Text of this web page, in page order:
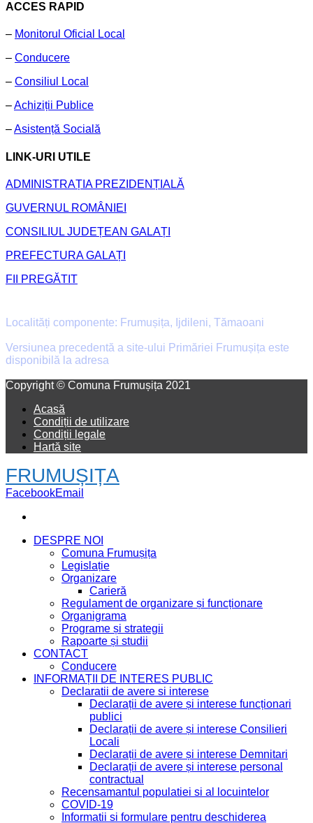
ACCES RAPID
– Monitorul Oficial Local
– Conducere
– Consiliul Local
–Achiziții Publice
–Asistență Socială
LINK-URI UTILE
ADMINISTRAȚIA PREZIDENȚIALĂ
GUVERNUL ROMÂNIEI
CONSILIUL JUDEȚEAN GALAȚI
PREFECTURA GALAȚI
FII PREGĂTIT
Localități componente: Frumușița, Ijdileni, Tămaoani
Versiunea precedentă a site-ului Primăriei Frumușița este
disponibilă la adresa
Copyright © Comuna Frumușița 2021
Acasă
Condiții de utilizare
Condiții legale
Hartă site
FRUMUȘIȚA
FacebookEmail
DESPRE NOI
Comuna Frumușița
Legislație
Organizare
Carieră
Regulament de organizare și funcționare
Organigrama
Programe și strategii
Rapoarte și studii
CONTACT
Conducere
INFORMAȚII DE INTERES PUBLIC
Declaratii de avere si interese
Declarații de avere și interese funcționari
publici
Declarații de avere și interese Consilieri
Locali
Declarații de avere și interese Demnitari
Declarații de avere și interese personal
contractual
Recensamantul populatiei si al locuintelor
COVID-19
Informatii si formulare pentru deschiderea